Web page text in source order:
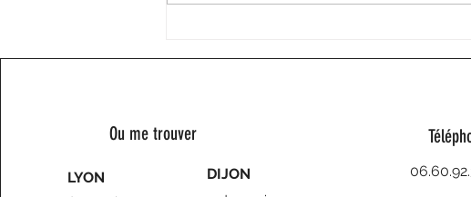
Ou me trouver
LYON DIJON